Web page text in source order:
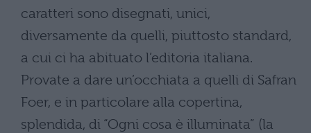
caratteri sono disegnati, unici,
diversamente da quelli, piuttosto standard,
a cui ci ha abituato l’editoria italiana.
Provate a dare un’occhiata a quelli di Safran
Foer, e in particolare alla copertina,
splendida, di “Ogni cosa è illuminata” (la